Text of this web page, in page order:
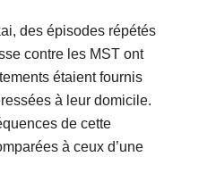
des épisodes répétés
contre les MST ont
étaient fournis
à leur domicile.
de cette
à ceux d’une